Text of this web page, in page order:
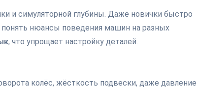
и симуляторной глубины. Даже новички быстро
нюансы поведения машин на разных
, что упрощает настройку деталей.
колёс, жёсткость подвески, даже